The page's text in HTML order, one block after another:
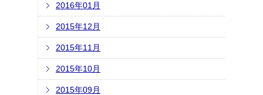
2016年01月
2015年12月
2015年11月
2015年10月
2015年09月